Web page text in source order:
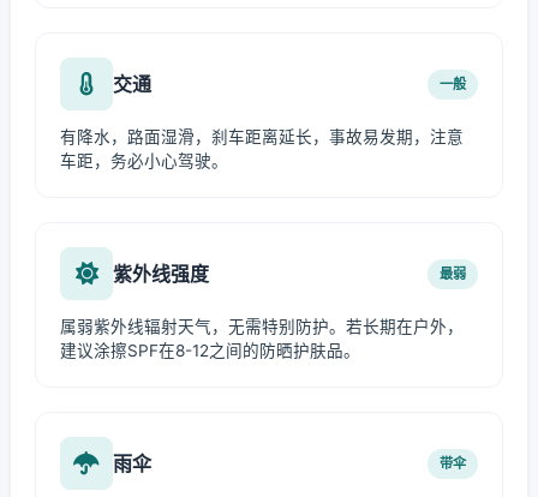
交通 一般
有降水，路面湿滑，刹车距离延长，事故易发期，注意
车距，务必小心驾驶。
紫外线强度 最弱
属弱紫外线辐射天气，无需特别防护。若长期在户外，
建议涂擦SPF在8-12之间的防晒护肤品。
雨伞 带伞